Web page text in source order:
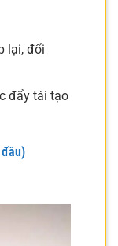
lại, đổi
đẩy tái tạo